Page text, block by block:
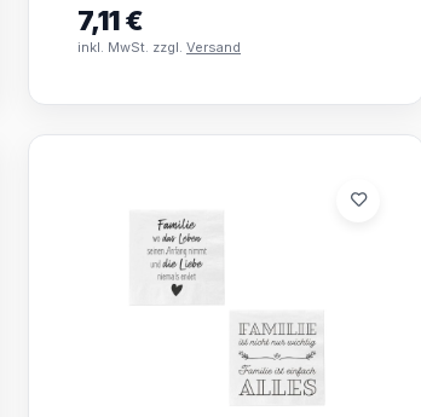
7,11 €
inkl. MwSt. zzgl. Versand